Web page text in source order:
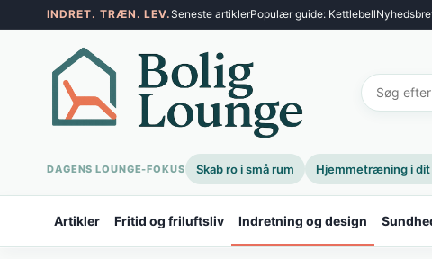
til
INDRET. TRÆN. LEV.Seneste artiklerPopulær guide: Kettlebell
DAGENS LOUNGE-FOKUS Skab ro i små rum Hjemmetræning i
Artikler Fritid og friluftsliv Indretning og design